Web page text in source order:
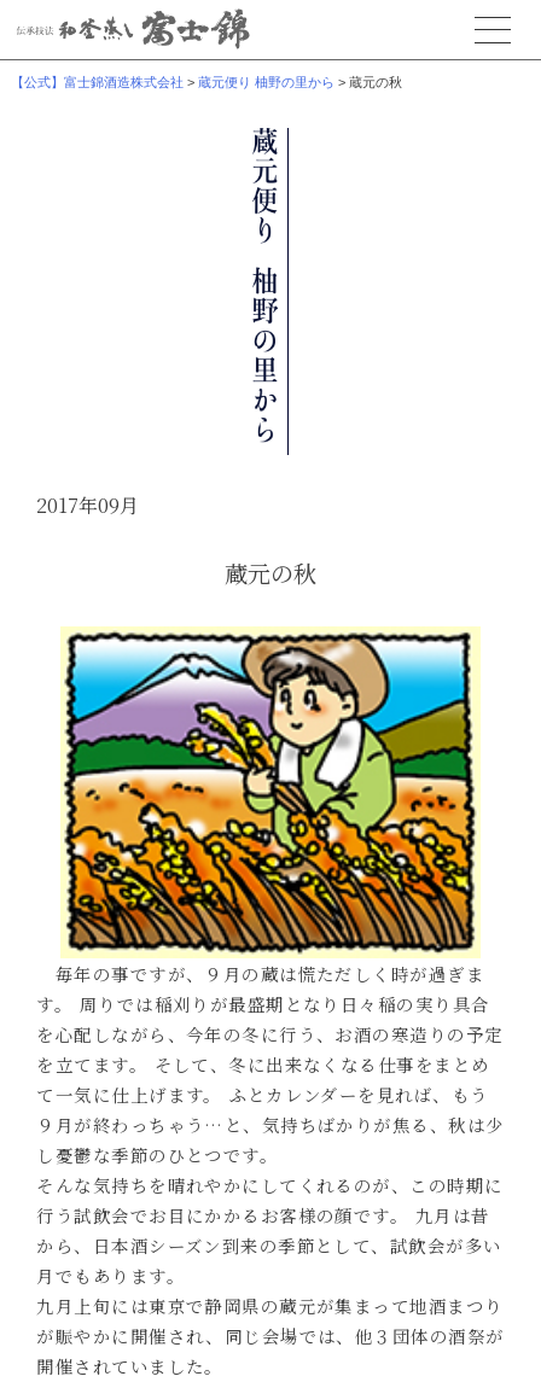
【公式】富士錦酒造株式会社 > 蔵元便り 柚野の里から > 蔵元の秋
2017年09月
蔵元の秋
毎年の事ですが、９月の蔵は慌ただしく時が過ぎま
す。 周りでは稲刈りが最盛期となり日々稲の実り具合
を心配しながら、今年の冬に行う、お酒の寒造りの予定
を立てます。 そして、冬に出来なくなる仕事をまとめ
て一気に仕上げます。 ふとカレンダーを見れば、もう
９月が終わっちゃう…と、気持ちばかりが焦る、秋は少
し憂鬱な季節のひとつです。
そんな気持ちを晴れやかにしてくれるのが、この時期に
行う試飲会でお目にかかるお客様の顔です。 九月は昔
から、日本酒シーズン到来の季節として、試飲会が多い
月でもあります。
九月上旬には東京で静岡県の蔵元が集まって地酒まつり
が賑やかに開催され、同じ会場では、他３団体の酒祭が
開催されていました。